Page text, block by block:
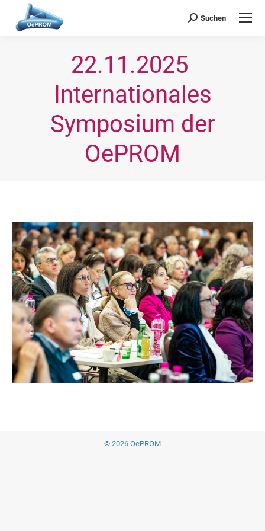
Search:
Suchen
OePROM
Österreichische Gesellschaft für Probiotische Medizin
22.11.2025 
Internationales
Symposium der
OePROM
© 2026 OePROM